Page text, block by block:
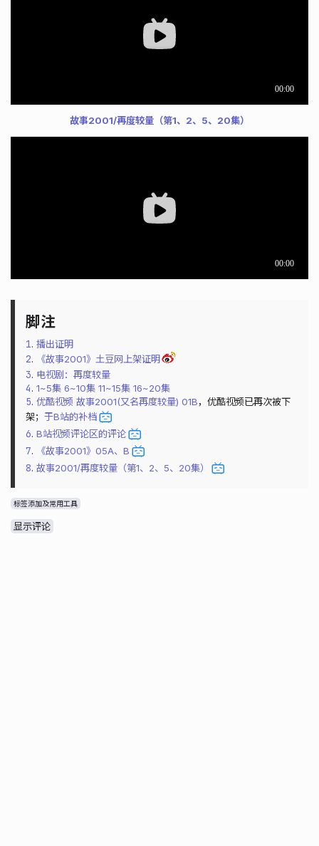
故事2001/再度较量（第1、2、5、20集）
1. 播出证明
2. 《故事2001》土豆网上架证明
3. 电视剧：再度较量
4. 1~5集 6~10集 11~15集 16~20集
5. 优酷视频 故事2001(又名再度较量) 01B，优酷视频已再次被下
架； 于B站的补档
6. B站视频评论区的评论
7. 《故事2001》05A、B
8. 故事2001/再度较量（第1、2、5、20集）
标签添加及常用工具
显示评论